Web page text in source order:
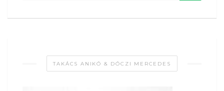
TAKÁCS ANIKÓ & DÓCZI MERCEDES